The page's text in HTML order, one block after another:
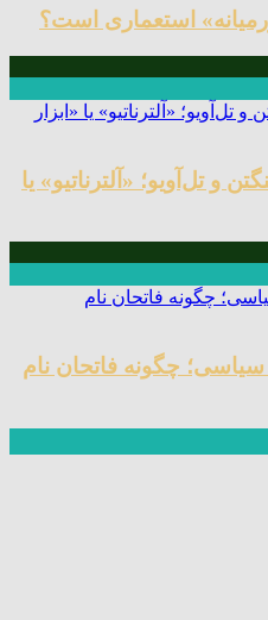
استعماری است؟
و تل‌آویو؛ «آلترناتیو» یا
سیاسی؛ چگونه فاتحان نام